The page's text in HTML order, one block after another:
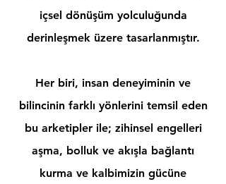
içsel dönüşüm yolculuğunda
derinleşmek üzere tasarlanmıştır.
Her biri, insan deneyiminin ve
bilincinin farklı yönlerini temsil eden
bu arketipler ile; zihinsel engelleri
aşma, bolluk ve akışla bağlantı
kurma ve kalbimizin gücüne